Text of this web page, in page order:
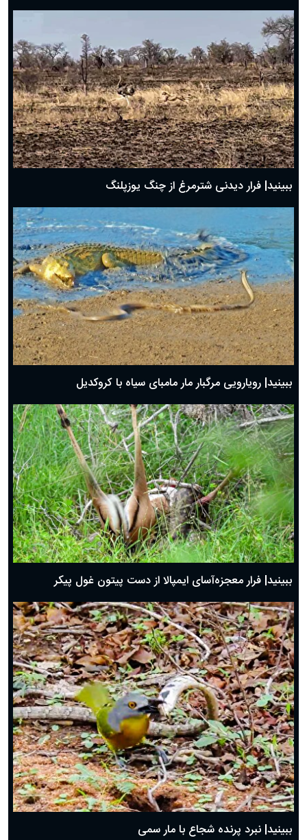
ببینید| فرار دیدنی شترمرغ از چنگ یوزپلنگ
ببینید| رویارویی مرگبار مار مامبای سیاه با کروکدیل
ببینید| فرار معجزه‌آسای ایمپالا از دست پیتون غول پیکر
ببینید| نبرد پرنده شجاع با مار سمی